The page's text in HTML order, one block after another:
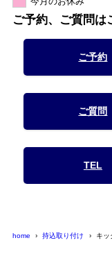
ご予約、ご質問は
ご予約
ご質問
TEL
home 持込取り付け キ